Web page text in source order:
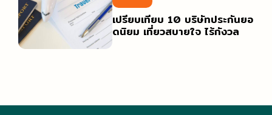
ๆ)
ฤดูใบไม้ร่วง (ชมใบไม้เปลี่ยนสี)
ฤดูหนาว (หิมะ / ออนเซ็น / เทศกาลประดับไฟ)
อาหารญี่ปุ่น
อาหารท้องถิ่น
ซูชิ / เนื้อย่าง / ราเมง
ช้อปปิ้ง
ห้างสรรพสินค้าเอาท์เล็ต
เที่ยวญี่ปุ่นครั้งแรก
เปรียบเทียบ 10 บริษัทประกันยอ
ดนิยม เที่ยวสบายใจ ไร้กังวล